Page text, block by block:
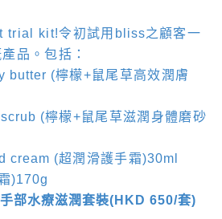
trial kit!令初試用 bliss之顧客一
品。包括：
butter (檸檬+鼠尾草高效潤膚
(檸檬+鼠尾草滋潤身體磨砂
cream (超潤滑護手霜)30ml
)170g
手部水療滋潤套裝(HKD 650/套)